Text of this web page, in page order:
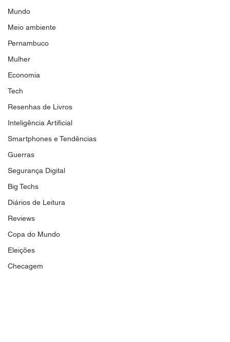
Mundo
Meio ambiente
Pernambuco
Mulher
Economia
Tech
Resenhas de Livros
Inteligência Artificial
Smartphones e Tendências
Guerras
Segurança Digital
Big Techs
Diários de Leitura
Reviews
Copa do Mundo
Eleições
Checagem